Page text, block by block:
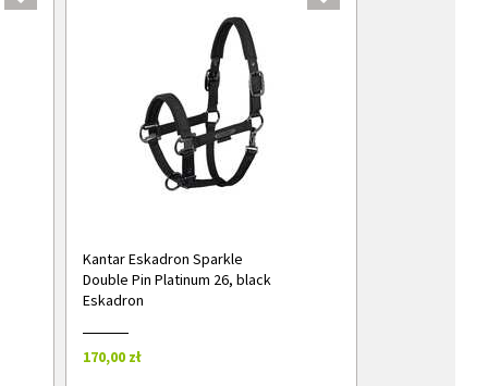
Kantar Eskadron Sparkle
Double Pin Platinum 26, black
Eskadron
170,00 zł